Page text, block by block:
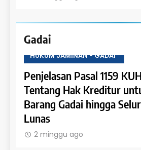
Gadai
JAMINAN - GADAI
Pasal 1159 KUH Perdata
Hak Kreditur untuk Menahan
Gadai hingga Seluruh Utang
ago